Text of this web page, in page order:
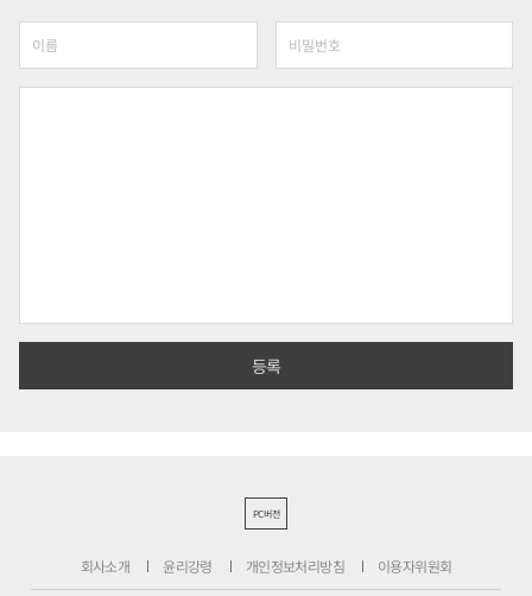
PC버전
회사소개 윤리강령 개인정보처리방침 이용자위원회